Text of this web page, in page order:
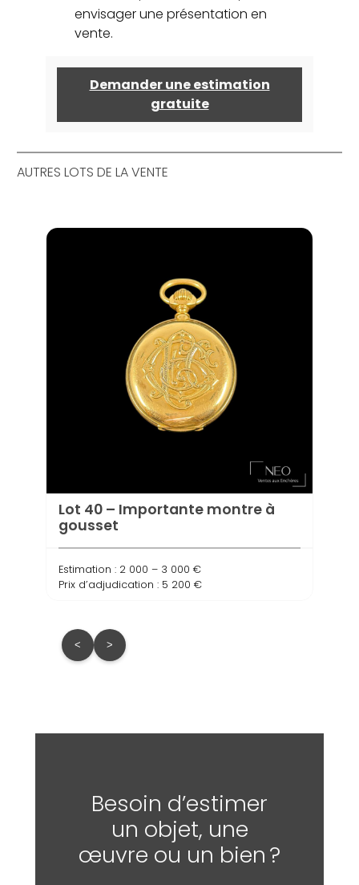
envisager une présentation en
vente.
Demander une estimation
gratuite
AUTRES LOTS DE LA VENTE
Lot 40 – Importante montre à
gousset
Estimation : 2 000 – 3 000 €
Prix d’adjudication : 5 200 €
< >
Besoin d’estimer
un objet, une
œuvre ou un bien ?